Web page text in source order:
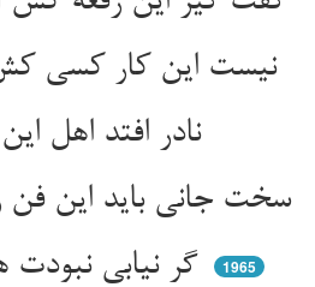
نیست این کار کسی کش هست کار ** که بسوزد گل بگردد گرد خار
نادر افتد اهل این ماخولیا ** منتظر که روید از آهن گیا
سخت جانی باید این فن را چو تو ** تو که داری جان سخت این را بجو
گر نیابی نبودت هرگز ملال ** ور بیابی آن به تو کردم حلال
1965